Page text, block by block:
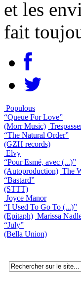
et les
fait
Populous
“Queue For Love”
(Morr Music)
“The Natural Order”
(GZH records)
Elvy
“Pour Esmé, avec (...)”
(Autoproduction) The
“Bastard”
(STTT)
Joyce Manor
“I Used To Go To (...)”
(Epitaph) Marissa
“July”
(Bella Union)